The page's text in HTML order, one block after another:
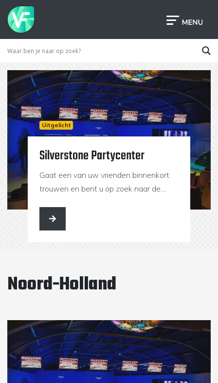
Uitgelicht
Silverstone Partycenter
Gaat een van uw vrienden binnenkort
trouwen en bent u op zoek naar de
onvergetelijk vrijgezellenfeest? Bij ons
kunt …
Noord-Holland